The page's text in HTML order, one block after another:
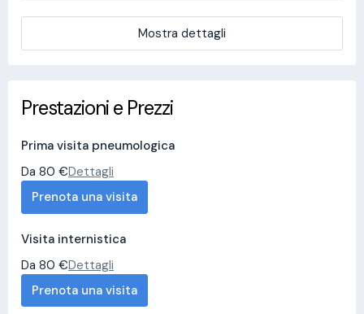
Mostra dettagli
Prestazioni e Prezzi
Prima visita pneumologica
Da 80 €Dettagli
Prenota una visita
Visita internistica
Da 80 €Dettagli
Prenota una visita